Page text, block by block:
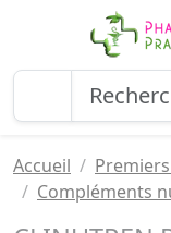
Accueil
Compléments